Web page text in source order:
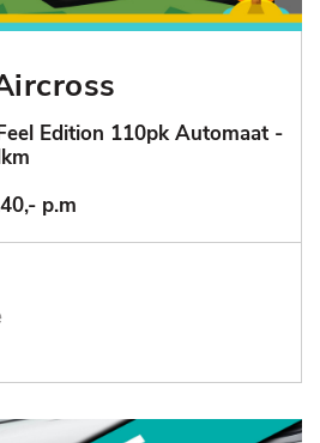
Edition 110pk Automaat -
p.m